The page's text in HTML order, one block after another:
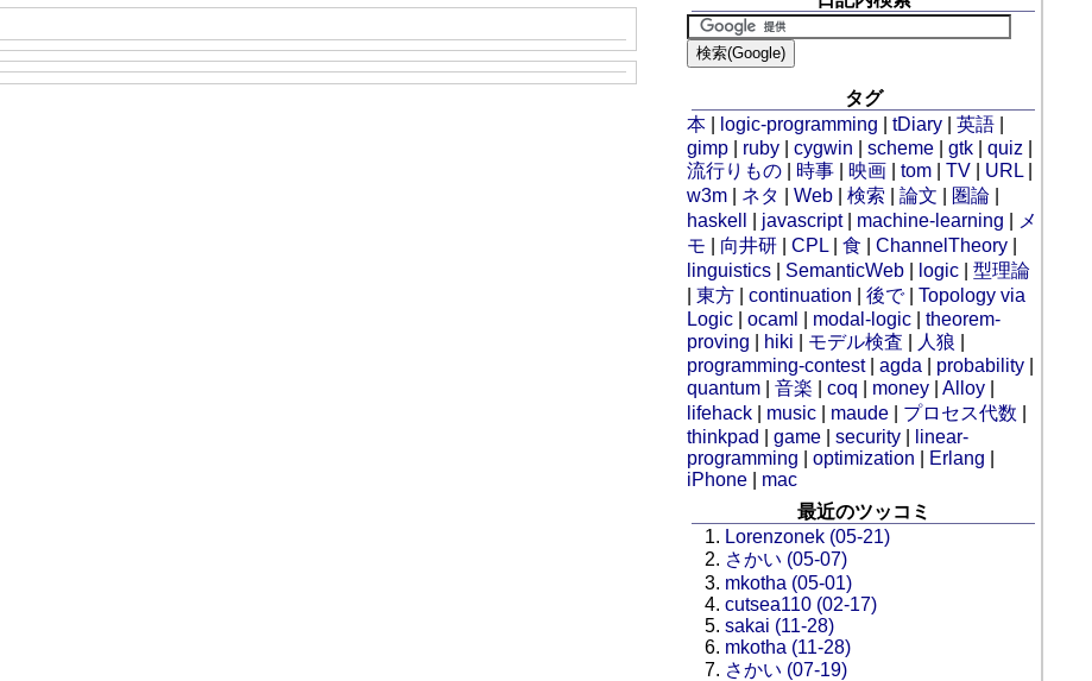
タグ
本
logic-programming |tDiary |英語
gimp
ruby |cygwin |scheme |gtk |quiz
流行りもの
時事 映画 |tom |TV URL
w3m
ネタ |Web |検索 |論文 圏論
haskell
javascript| machine-learning
メ
モ
向井研 |CPL |食 |ChannelTheory
linguistics
SemanticWeb logic |型理論
|東方 |continuation |後で|Topology via
Logic |ocaml modal-logic |theorem-
proving
hiki モデル検査 人狼
programming-contest|agda probability
quantum |音楽 |coq money |Alloy
lifehack
music maude プロセス代数
thinkpad
|game |security
linear-
programming |optimization Erlang
iPhone
mac
最近のツッコミ
Lorenzonek (05-21)
さかい (05-07)
mkotha (05-01)
cutsea110 (02-17)
sakai (11-28)
mkotha (11-28)
さかい (07-19)